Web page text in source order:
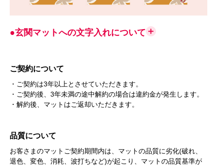
●玄関マットへの文字入れについて
ご契約について
・ご契約は3年以上とさせていただきます。
・ご契約後、3年未満の途中解約の場合は違約金が発生します。
・解約後、マットはご返却いただきます。
品質について
お客さまのマットご契約期間内は、マットの品質に劣化(破れ、
退色、変色、消耗、波打ちなど)が起こり、マットの品質基準が